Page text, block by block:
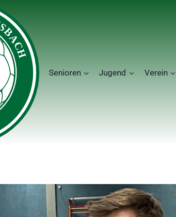
Senioren Jugend Verein